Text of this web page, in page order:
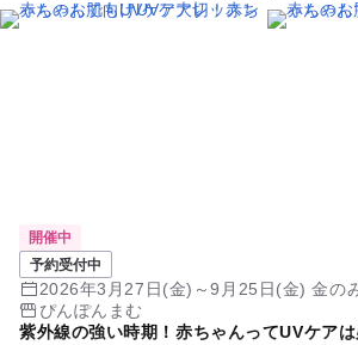
開催中
予約受付中
2026年3月27日(金)～9月25日(金) 金の
ぴんぽんまむ
紫外線の強い時期！赤ちゃんってUVケア